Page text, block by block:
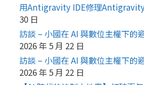
用Antigravity IDE修理
30 日
訪談 – 小國在 AI 與數位主權下的
2026 年 5 月 22 日
訪談 – 小國在 AI 與數位主權下的
2026 年 5 月 22 日